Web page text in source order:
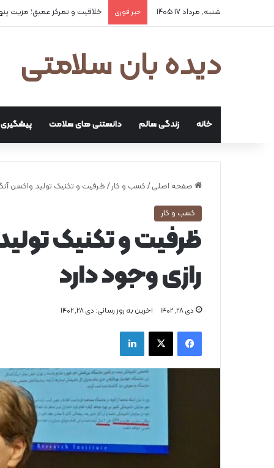
شنبه, مرداد ۱۷ ۱۴۰۵ خبر فوری خلاقیت و تمرکز عمیق؛ مزیت
دیده بان سلامتی
خانه زندگی سالم دانستنی های سلامت
صفحه اصلی / کسب و کار/ظرفیت و تکنیک تولید واکسن
کسب و کار
ظرفیت و تکنیک
رازی وجود دارد
دی ۲۸, ۱۴۰۲ اخرین به روز رسانی: دی ۲۸, ۱۴۰۲
فیس بوک